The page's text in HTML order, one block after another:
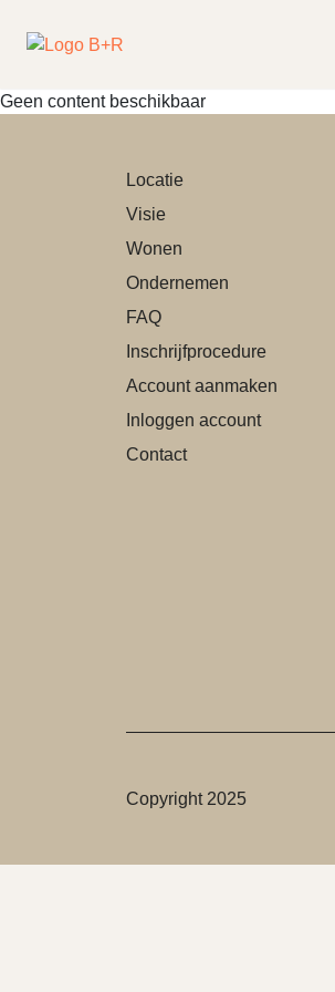
Geen content beschikbaar
Locatie
Visie
Wonen
Ondernemen
FAQ
Inschrijfprocedure
Account aanmaken
Inloggen account
Contact
Copyright 2025